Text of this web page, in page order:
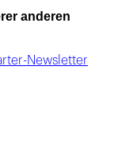
anderen
Newsletter